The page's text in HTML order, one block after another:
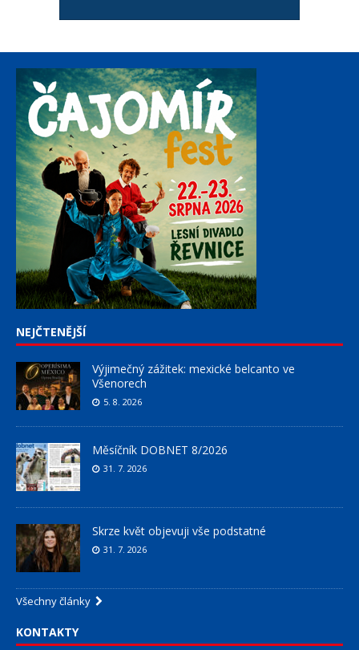
NEJČTENĚJŠÍ
Výjimečný zážitek: mexické belcanto ve
Všenorech
5. 8. 2026
Měsíčník DOBNET 8/2026
31. 7. 2026
Skrze květ objevuji vše podstatné
31. 7. 2026
Všechny články
KONTAKTY